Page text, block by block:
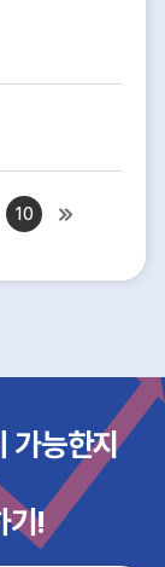
10
가능한지
기!